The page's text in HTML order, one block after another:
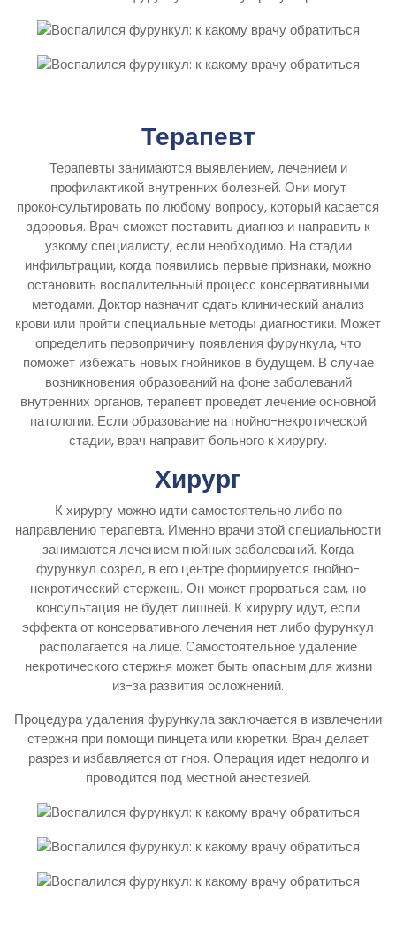
Терапевт
Терапевты занимаются выявлением, лечением и
профилактикой внутренних болезней. Они могут
проконсультировать по любому вопросу, который касается
здоровья. Врач сможет поставить диагноз и направить к
узкому специалисту, если необходимо. На стадии
инфильтрации, когда появились первые признаки, можно
остановить воспалительный процесс консервативными
методами. Доктор назначит сдать клинический анализ
крови или пройти специальные методы диагностики. Может
определить первопричину появления фурункула, что
поможет избежать новых гнойников в будущем. В случае
возникновения образований на фоне заболеваний
внутренних органов, терапевт проведет лечение основной
патологии. Если образование на гнойно-некротической
стадии, врач направит больного к хирургу.
Хирург
К хирургу можно идти самостоятельно либо по
направлению терапевта. Именно врачи этой специальности
занимаются лечением гнойных заболеваний. Когда
фурункул созрел, в его центре формируется гнойно-
некротический стержень. Он может прорваться сам, но
консультация не будет лишней. К хирургу идут, если
эффекта от консервативного лечения нет либо фурункул
располагается на лице. Самостоятельное удаление
некротического стержня может быть опасным для жизни
из-за развития осложнений.
Процедура удаления фурункула заключается в извлечении
стержня при помощи пинцета или кюретки. Врач делает
разрез и избавляется от гноя. Операция идет недолго и
проводится под местной анестезией.